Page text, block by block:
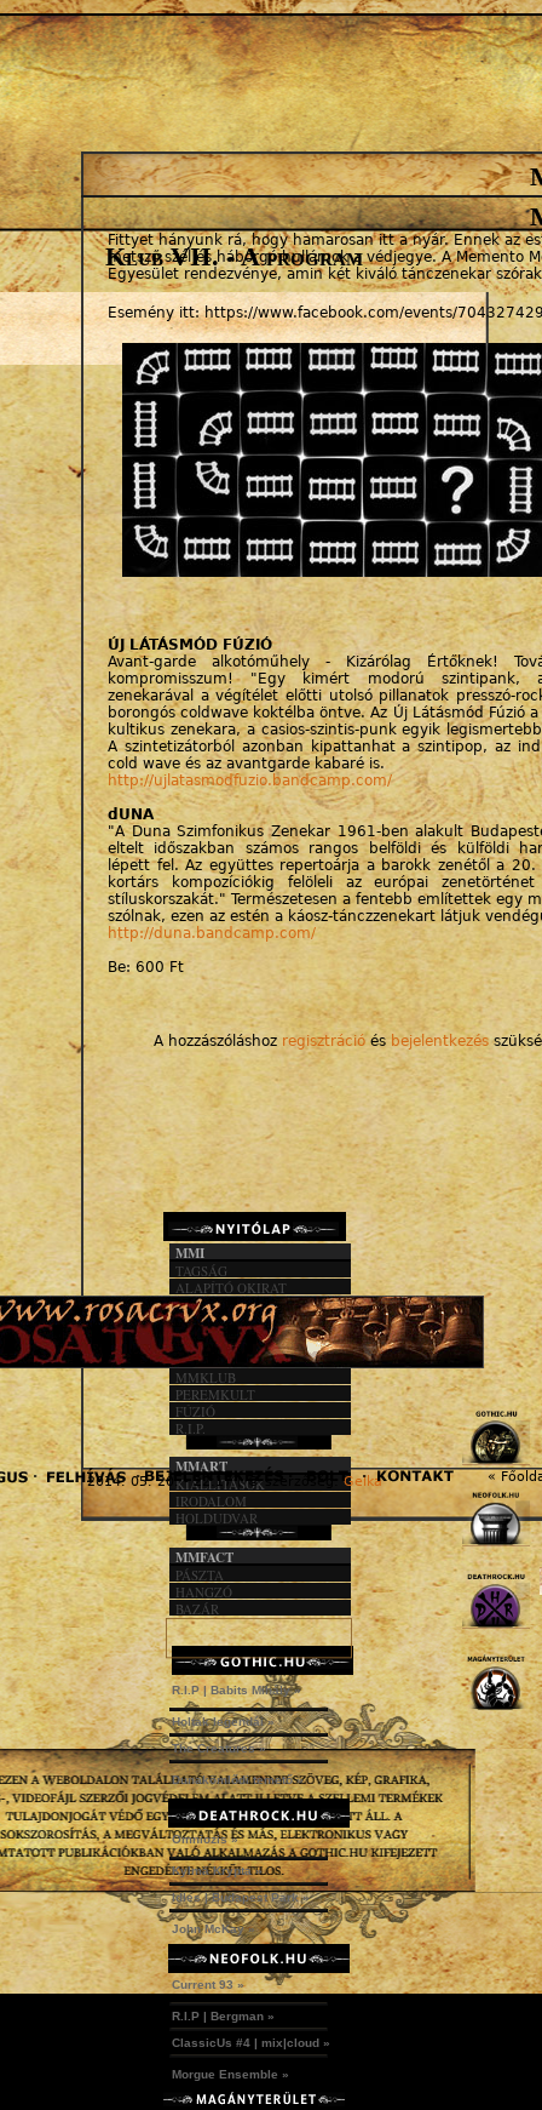
Jump to navigation
Klub VII. - A program
Fittyet hányunk rá, hogy hamarosan itt a nyár. Ennek az
metsző szél és háborgó hullámok a védjegye. A Memento
Egyesület rendezvénye, amin két kiváló tánczenekar
Esemény itt: https://www.facebook.com/events/
ÚJ LÁTÁSMÓD FÚZIÓ
Avant-garde alkotóműhely - Kizárólag Értőknek!
kompromisszum! "Egy kimért modorú szintipank,
zenekarával a végítélet előtti utolsó pillanatok presszó-
borongós coldwave koktélba öntve. Az Új Látásmód Fúzió
kultikus zenekara, a casios-szintis-punk egyik
A szintetizátorból azonban kipattanhat a szintipop, az
cold wave és az avantgarde kabaré is.
http://ujlatasmodfuzio.bandcamp.com/
dUNA
"A Duna Szimfonikus Zenekar 1961-ben alakult
eltelt időszakban számos rangos belföldi és külföldi
lépett fel. Az együttes repertoárja a barokk zenétől a 20.
kortárs kompozíciókig felöleli az európai zenetörténet
stíluskorszakát." Természetesen a fentebb említettek egy
szólnak, ezen az estén a káosz-tánczzenekart látjuk
http://duna.bandcamp.com/
Be: 600 Ft
A hozzászóláshoz regisztrációésbejelentkezés
2014. 05. 20. - 22:17 | © szerzőség: Gelka «
MMI
TAGSÁG
ALAPÍTÓ OKIRAT
KÖZHASZN. JEL.
1%
MMACT
MMKLUB
PEREMKULT
FÚZIÓ
R.I.P.
MMART
KIÁLLÍTÁSOK
IRODALOM
HOLDUDVAR
MMFACT
PÁSZTA
HANGZÓ
BAZÁR
R.I.P | Babits Mihály »
Holtak legendái »
The Creatures »
Dunakömlődi temető »
Omniozis »
Kylmä Krypta »
Idles | Budapest Park »
John McKay »
Current 93 »
R.I.P | Bergman »
ClassicUs #4 | mix|cloud »
Morgue Ensemble »